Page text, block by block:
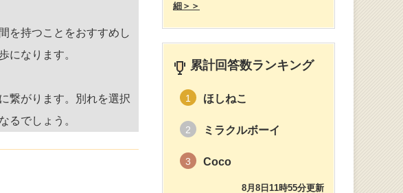
を持つことをおすすめし
になります。
繋がります。別れを選択
るでしょう。
細＞＞
累計回答数ランキング
1 ほしねこ
2 ミラクルボーイ
3 Coco
8月8日11時55分更新